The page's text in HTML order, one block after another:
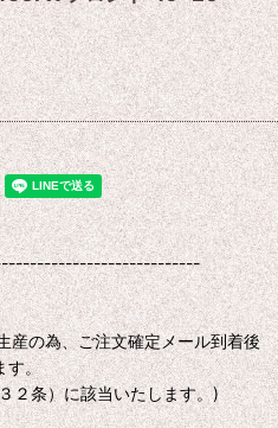
の為、ご注文確定メール到着後
す。
２条）に該当いたします。)